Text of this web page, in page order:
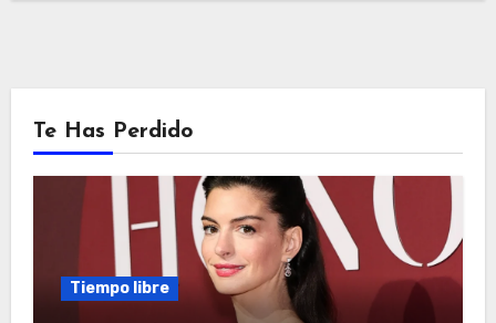
Te Has Perdido
Tiempo libre